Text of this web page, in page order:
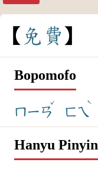
免 費
Bopomofo
ㄇㄧㄢ
ˇ
ㄈㄟ
ˋ
Hanyu Pinyin